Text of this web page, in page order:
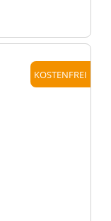
KOSTENFREI